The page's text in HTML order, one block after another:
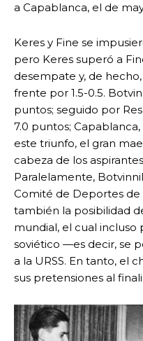
a Capablanca, el de
Keres y Fine se
pero Keres superó a
desempate y, de
frente por 1.5-0.5.
puntos; seguido por
7.0 puntos;
este triunfo, el gran
cabeza de los
Paralelamente,
Comité de Deportes de
también la posibilidad
mundial, el cual incluso
soviético —es decir, se
a la URSS. En tanto, el
sus pretensiones al